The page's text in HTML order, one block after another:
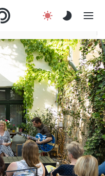
Csatlakozz!
Kapcsolat
En